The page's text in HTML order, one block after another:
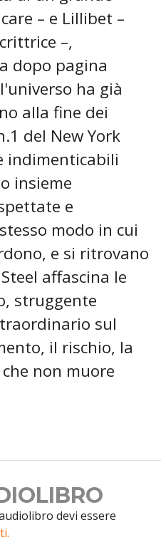
– e Lillibet –
–,
dopo pagina
ha già
alla fine dei
del New York
indimenticabili
insieme
e
modo in cui
e si ritrovano
affascina le
struggente
sul
il rischio, la
non muore
devi essere